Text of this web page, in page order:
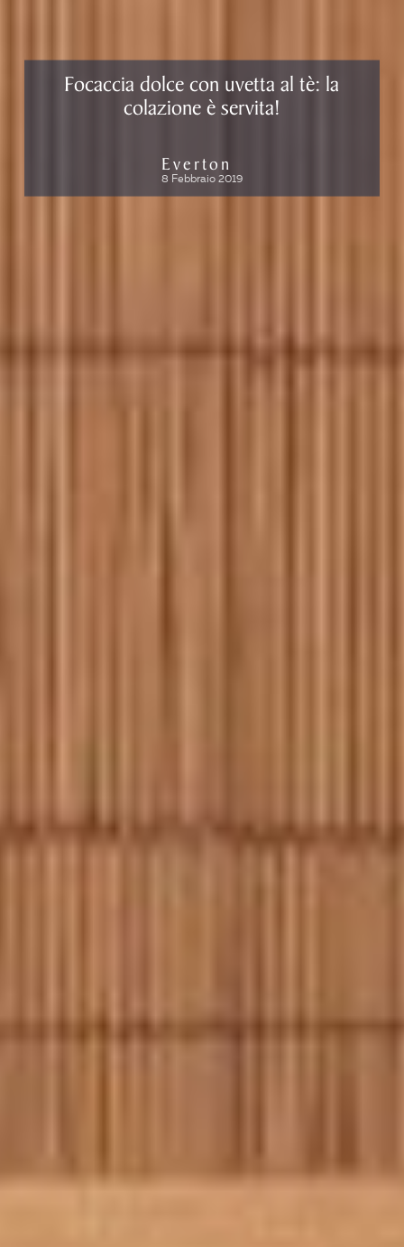
Focaccia dolce con uvetta al tè: la
colazione è servita!
Everton
8 Febbraio 2019